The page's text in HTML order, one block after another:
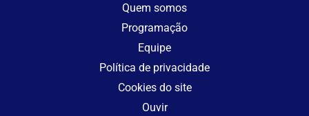
Quem somos
Programação
Equipe
Política de privacidade
Cookies do site
Ouvir